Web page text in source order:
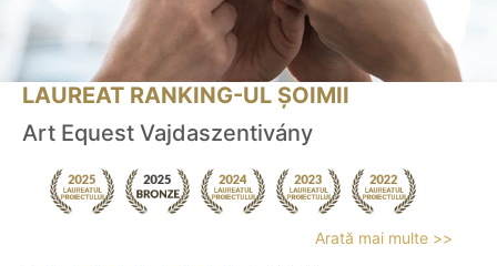
LAUREAT RANKING-UL ȘOIMII
Art Equest Vajdaszentivány
Arată mai multe >>